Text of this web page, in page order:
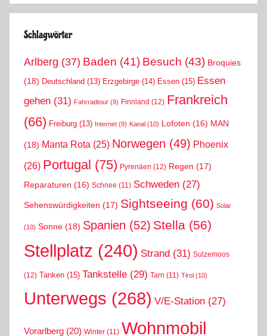
Schlagwörter
Arlberg (37) Baden (41) Besuch (43) Broquies
(18) Deutschland (13) Erzgebirge (14) Essen (15) Essen
gehen (31) Fahrradtour (9) Finnland (12) Frankreich
(66) Freiburg (13) Internet (9) Kanal (10) Lofoten (16) MAN
(18) Manta Rota (25) Norwegen (49) Phoenix
(26) Portugal (75) Pyrenäen (12) Regen (17)
Reparaturen (16) Schnee (11) Schweden (27)
Sehenswürdigkeiten (17) Sightseeing (60) Solar
(10) Sonne (18) Spanien (52) Stella (56)
Stellplatz (240) Strand (31) Sulzemoos
(12) Tanken (15) Tankstelle (29) Tarn (11) Tirol (10)
Unterwegs (268) V/E-Station (27)
Vorarlberg (20) Winter (11) Wohnmobil